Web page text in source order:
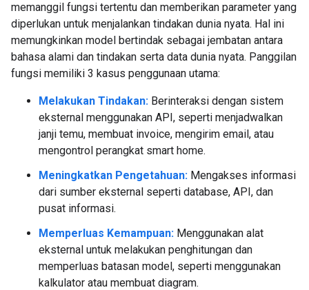
memanggil fungsi tertentu dan memberikan parameter yang
diperlukan untuk menjalankan tindakan dunia nyata. Hal ini
memungkinkan model bertindak sebagai jembatan antara
bahasa alami dan tindakan serta data dunia nyata. Panggilan
fungsi memiliki 3 kasus penggunaan utama:
Melakukan Tindakan: Berinteraksi dengan sistem
eksternal menggunakan API, seperti menjadwalkan
janji temu, membuat invoice, mengirim email, atau
mengontrol perangkat smart home.
Meningkatkan Pengetahuan: Mengakses informasi
dari sumber eksternal seperti database, API, dan
pusat informasi.
Memperluas Kemampuan: Menggunakan alat
eksternal untuk melakukan penghitungan dan
memperluas batasan model, seperti menggunakan
kalkulator atau membuat diagram.